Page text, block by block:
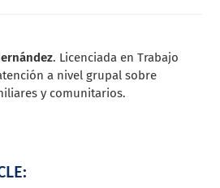
. Licenciada en Trabajo
a nivel grupal sobre
y comunitarios.